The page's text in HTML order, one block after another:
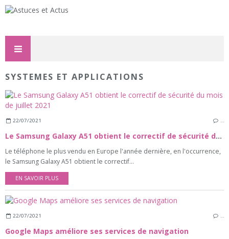
SYSTEMES ET APPLICATIONS
22/07/2021 …
Le Samsung Galaxy A51 obtient le correctif de sécurité du mois de juillet 2021
Le téléphone le plus vendu en Europe l'année dernière, en l'occurrence,
le Samsung Galaxy A51 obtient le correctif...
EN SAVOIR PLUS
22/07/2021 …
Google Maps améliore ses services de navigation